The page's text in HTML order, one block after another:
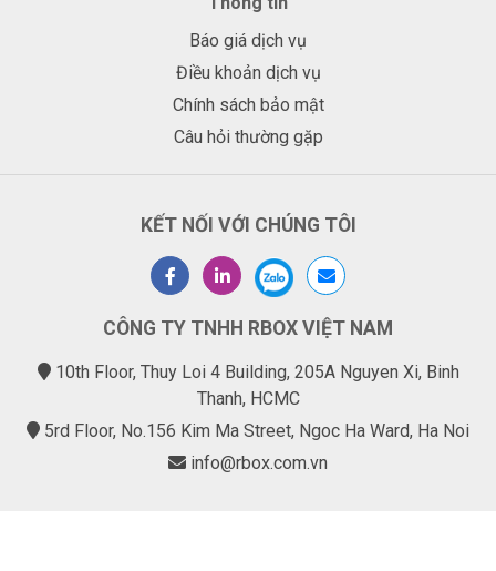
Báo giá dịch vụ
Điều khoản dịch vụ
Chính sách bảo mật
Câu hỏi thường gặp
KẾT NỐI VỚI CHÚNG TÔI
CÔNG TY TNHH RBOX VIỆT NAM
10th Floor, Thuy Loi 4 Building, 205A Nguyen Xi, Binh
Thanh, HCMC
5rd Floor, No.156 Kim Ma Street, Ngoc Ha Ward, Ha Noi
info@rbox.com.vn